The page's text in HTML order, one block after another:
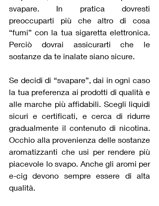
svapare. In pratica dovresti
preoccuparti più che altro di cosa
“fumi” con la tua sigaretta elettronica.
Perciò dovrai assicurarti che le
sostanze da te inalate siano sicure.
Se decidi di “svapare”, dai in ogni caso
la tua preferenza ai prodotti di qualità e
alle marche più affidabili. Scegli liquidi
sicuri e certificati, e cerca di ridurre
gradualmente il contenuto di nicotina.
Occhio alla provenienza delle sostanze
aromatizzanti che usi per rendere più
piacevole lo svapo. Anche gli aromi per
e-cig devono sempre essere di alta
qualità.